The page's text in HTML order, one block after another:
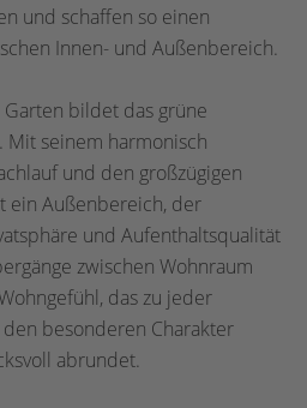
und schaffen so einen
Innen- und Außenbereich.
bildet das grüne
seinem harmonisch
und den großzügigen
ein Außenbereich, der
und Aufenthaltsqualität
zwischen Wohnraum
das zu jeder
besonderen Charakter
abrundet.